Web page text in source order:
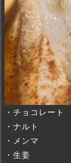
・チョコレート
・ナルト
・メンマ
・生姜